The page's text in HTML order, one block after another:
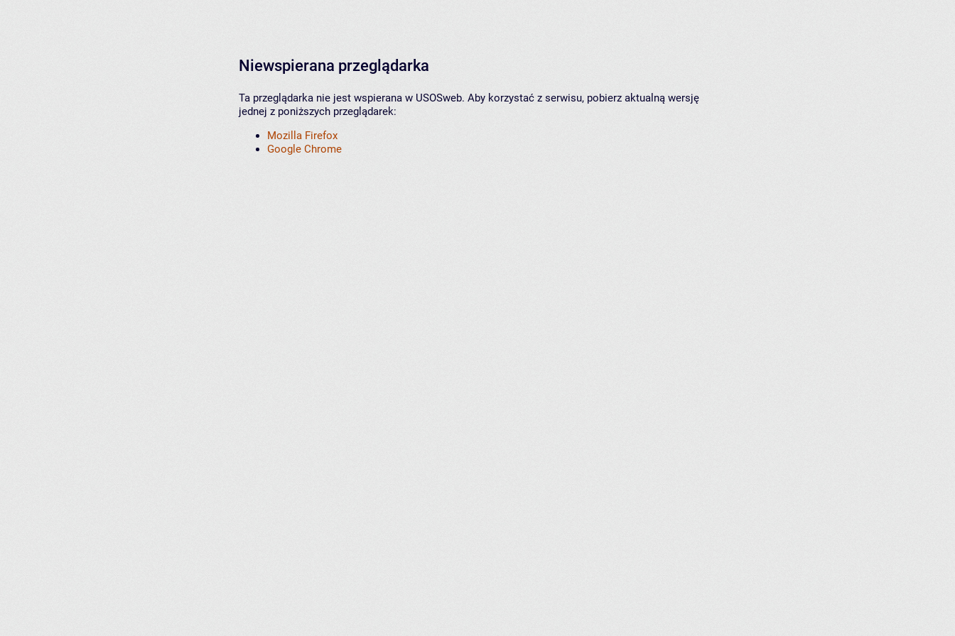
Niewspierana przeglądarka
Ta przeglądarka nie jest wspierana w USOSweb. Aby korzystać z serwisu, pobierz aktualną wersję
jednej z poniższych przeglądarek:
Mozilla Firefox
Google Chrome